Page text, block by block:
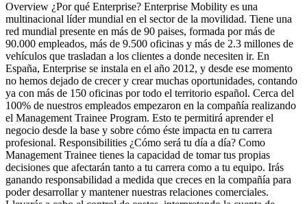
Overview ¿Por qué Enterprise? Enterprise Mobility es una
multinacional líder mundial en el sector de la movilidad. Tiene una
red mundial presente en más de 90 paises, formada por más de
90.000 empleados, más de 9.500 oficinas y más de 2.3 millones de
vehículos que trasladan a los clientes a donde necesiten ir. En
España, Enterprise se instala en el año 2012, y desde ese momento
no hemos dejado de crecer y crear muchas oportunidades, contando
ya con más de 150 oficinas por todo el territorio español. Cerca del
100% de nuestros empleados empezaron en la compañía realizando
el Management Trainee Program. Esto te permitirá aprender el
negocio desde la base y sobre cómo éste impacta en tu carrera
profesional. Responsibilities ¿Cómo será tu día a día? Como
Management Trainee tienes la capacidad de tomar tus propias
decisiones que afectarán tanto a tu carrera como a tu equipo. Irás
ganando responsabilidad a medida que creces en la compañía para
poder desarrollar y mantener nuestras relaciones comerciales.